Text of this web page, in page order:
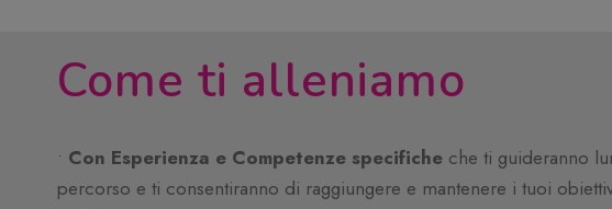
Come ti alleniamo
• Con Esperienza e Competenze specifiche che ti guideranno
percorso e ti consentiranno di raggiungere e mantenere i tuoi